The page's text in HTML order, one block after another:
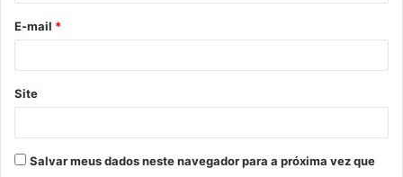
*
E-mail *
Site
Salvar meus dados neste navegador para a próxima vez que